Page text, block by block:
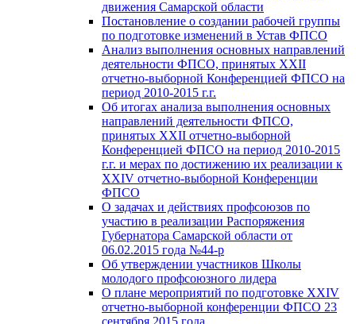
движения Самарской области
Постановление о создании рабочей группы
по подготовке изменений в Устав ФПСО
Анализ выполнения основных направлений
деятельности ФПСО, принятых XXII
отчетно-выборной Конференцией ФПСО на
период 2010-2015 г.г.
Об итогах анализа выполнения основных
направлений деятельности ФПСО,
принятых XXII отчетно-выборной
Конференцией ФПСО на период 2010-2015
г.г. и мерах по достижению их реализации к
XXIV отчетно-выборной Конференции
ФПСО
О задачах и действиях профсоюзов по
участию в реализации Распоряжения
Губернатора Самарской области от
06.02.2015 года №44-р
Об утверждении участников Школы
молодого профсоюзного лидера
О плане мероприятий по подготовке XXIV
отчетно-выборной конференции ФПСО 23
сентября 2015 года